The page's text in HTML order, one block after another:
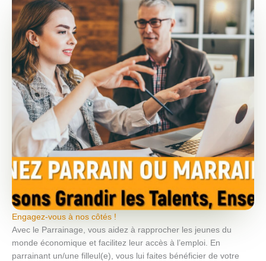
Engagez-vous à nos côtés !
Avec le Parrainage, vous aidez à rapprocher les jeunes du
monde économique et facilitez leur accès à l’emploi. En
parrainant un/une filleul(e), vous lui faites bénéficier de votre